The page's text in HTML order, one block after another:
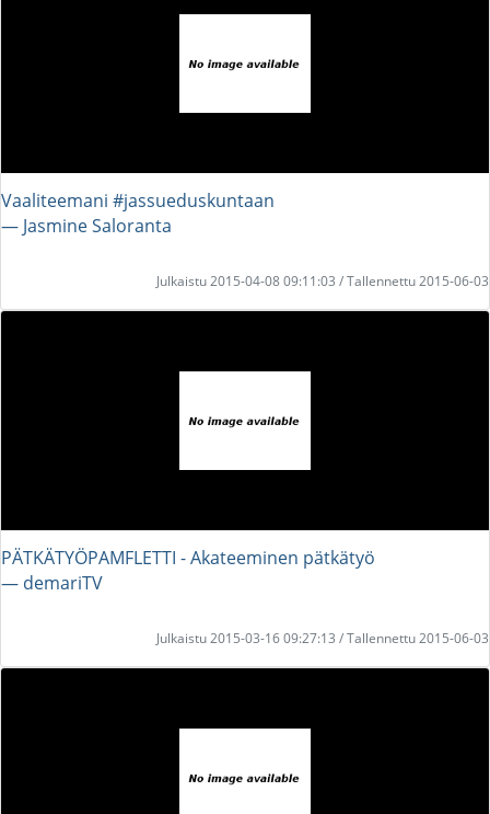
Vaaliteemani #jassueduskuntaan
― Jasmine Saloranta
Julkaistu 2015-04-08 09:11:03 / Tallennettu 2015-06-03
PÄTKÄTYÖPAMFLETTI - Akateeminen pätkätyö
― demariTV
Julkaistu 2015-03-16 09:27:13 / Tallennettu 2015-06-03